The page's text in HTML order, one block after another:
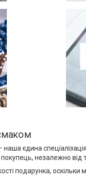
єдина
незалежно від
подарунка,